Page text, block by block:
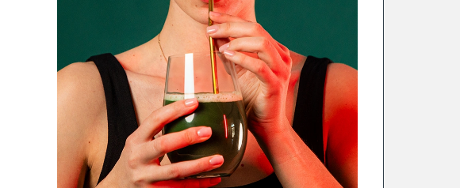
PEACH™ Cooling Prep Gel
Cooling IPL hair removal gel
Acne treatment device
ESPADA™ Blemish Solution
Concentrated acne gel
ESPADA™ 设备
All acne treatment devices
Rejuvenating eye massager
眼部护肤
Advanced eye care treatment
眼部护理设备
All revitalizing eye massagers
Diamond microdermabrasion .
KIWI™
Blackhead remover
KIWI™ 皮肤护理
Advanced pore care essentials
2-in-1 LED scalp massager
FLIP™ play advanced
LED light hairbrush
LUNA™ Dual-Peptide Scalp
Serum
For healthy hair
牙齿美白
issa™ Teeth Whitening Set
Dual LED + sonic device & 18% PAP gel
issa™ Teeth Whitening Gel
18% PAP